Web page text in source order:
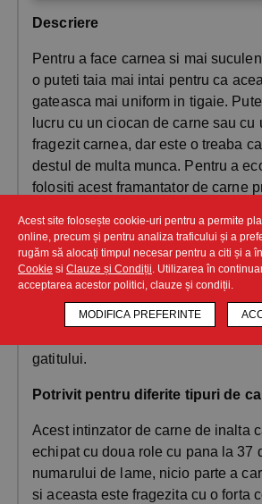
Acest site folosește cookie-uri pentru a permite
online, precum și pentru analiza traficului și a
rugăm să alocați timpul necesar pentru a citi și a
Cookie si Clauze și Condiții. Utilizarea în
acceptarea acestor politici, clauze și condiții.
MODIFICA PREFERINTE
Descriere
Pentru a face carnea si mai
o puteti taia mai intai pentru ca
gateasca mai uniform in tigaie.
lucru cu un ciocan de carne sau cu
fragezit carnea, dar este o treaba
destul de multa munca. Pentru a
folositi acest framantator de carne
de catering si proceseaza bucati de
masoara 175x25 mm. Tenderizarea
beneficii doar gustului, ci si texturii
preparare. Facand crestaturi in
si sosurile pot patrunde mai adanc
gatitului.
Potrivit pentru diferite tipuri de
Acest intinzator de carne de inalta
echipat cu doua role cu pana la 37
numarului de lame, nicio parte a
si aceasta este fragezita cu o forta